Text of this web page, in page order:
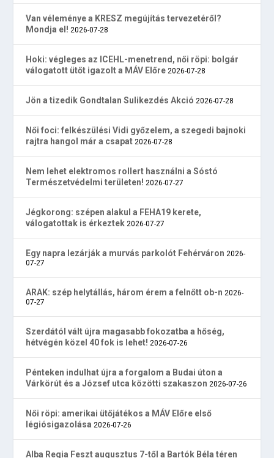
Van véleménye a KRESZ megújítás tervezetéről?
Mondja el! 2026-07-28
Hoki: végleges az ICEHL-menetrend, női röpi: bolgár
válogatott ütőt igazolt a MÁV Előre 2026-07-28
Jön a tizedik Gondtalan Sulikezdés Akció 2026-07-28
Női foci: felkészülési Vidi győzelem, a szegedi bajnoki
rajtra hangol már a csapat 2026-07-28
Nem lehet elektromos rollert használni a Sóstó
Természetvédelmi területen! 2026-07-27
Jégkorong: szépen alakul a FEHA19 kerete,
válogatottak is érkeztek 2026-07-27
Egy napra lezárják a murvás parkolót Fehérváron 2026-
07-27
ARAK: szép helytállás, három érem a felnőtt ob-n 2026-
07-27
Szerdától vált újra magasabb fokozatba a hőség,
hétvégén közel 40 fok is lehet! 2026-07-26
Pénteken indulhat újra a forgalom a Budai úton a
Várkörút és a József utca közötti szakaszon 2026-07-26
Női röpi: amerikai ütőjátékos a MÁV Előre első
légiósigazolása 2026-07-26
Alba Regia Feszt augusztus 7-től a Bartók Béla téren